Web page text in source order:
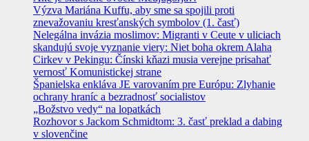
Výzva Mariána Kuffu, aby sme sa spojili proti
znevažovaniu kresťanských symbolov (1. časť)
Nelegálna invázia moslimov: Migranti v Ceute v uliciach
skandujú svoje vyznanie viery: Niet boha okrem Alaha
Cirkev v Pekingu: Čínski kňazi musia verejne prisahať
vernosť Komunistickej strane
Španielska enkláva JE varovaním pre Európu: Zlyhanie
ochrany hraníc a bezradnosť socialistov
„Božstvo vedy“ na lopatkách
Rozhovor s Jackom Schmidtom: 3. časť preklad a dabing
v slovenčine